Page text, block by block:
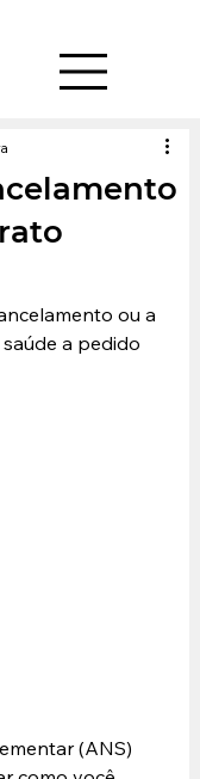
ou a
a pedido
(ANS)